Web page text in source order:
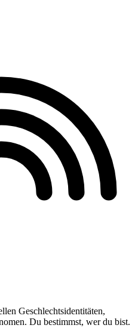
Geschlechtsidentitäten,
Du bestimmst, wer du bist.